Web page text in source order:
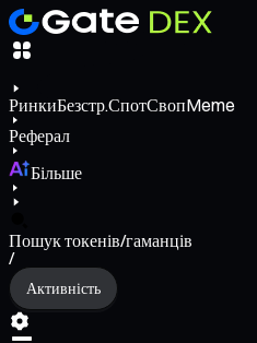
РинкиБезстр.СпотСвопMeme
Реферал
Більше
Пошук токенів/гаманців
/
Активність